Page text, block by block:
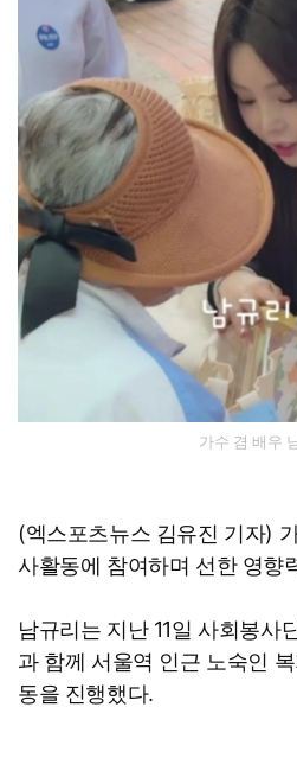
가수 겸 배우
(엑스포츠뉴스 김유진 기자)
사활동에 참여하며 선한 영향
남규리는 지난 11일 사회봉사
과 함께 서울역 인근 노숙인
동을 진행했다.